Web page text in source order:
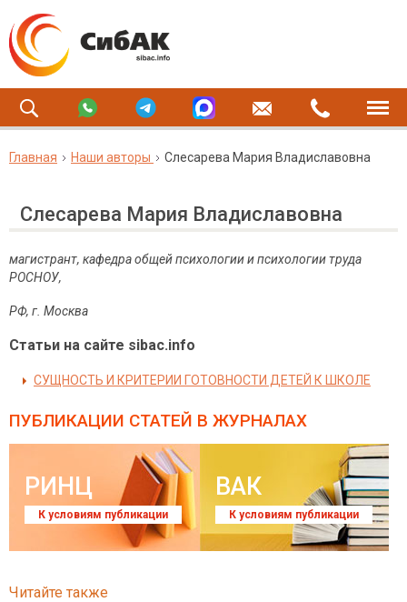
Главная Наши авторы Слесарева Мария Владиславовна
Слесарева Мария Владиславовна
магистрант, кафедра общей психологии и психологии труда
РОСНОУ,
РФ, г. Москва
Статьи на сайте sibac.info
СУЩНОСТЬ И КРИТЕРИИ ГОТОВНОСТИ ДЕТЕЙ К ШКОЛЕ
ПУБЛИКАЦИИ СТАТЕЙ В ЖУРНАЛАХ
РИНЦ
К условиям публикации
ВАК
К условиям публикации
Читайте также